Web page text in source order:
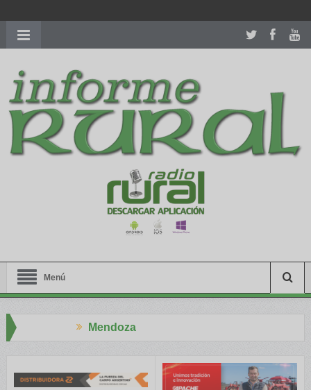
richardmillereplica
women.patekphilippe.tofor sale in usa recognized command with
dining room table ceremony. welcome to our
perfectwatches.is
shop. best youngsexdoll.comwith professional customer
services. 1: 1 design high
https://reallydiamond.com/
Menú